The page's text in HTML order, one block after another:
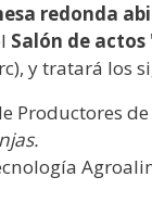
redonda
Salón de
y tratará los
Productores